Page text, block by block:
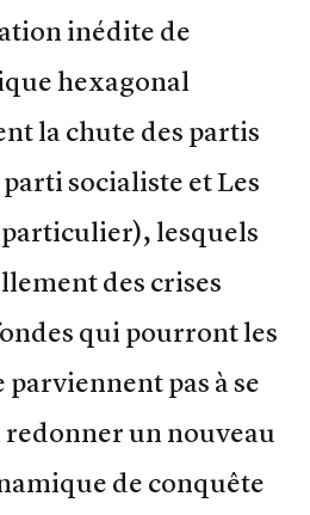
inédite de
hexagonal
la chute des partis
socialiste et Les
lesquels
des crises
qui pourront les
parviennent pas à se
un nouveau
de conquête